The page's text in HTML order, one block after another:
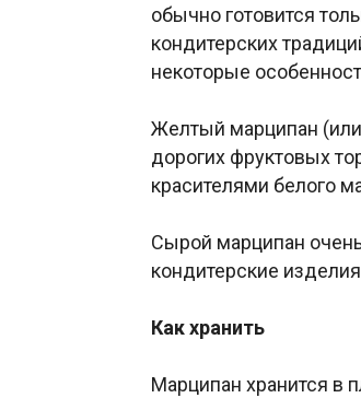
обычно готовится
кондитерских
некоторые
Желтый марципан
дорогих фруктовых
красителями белого
Сырой марципан
кондитерские
Как хранить
Марципан хранится в